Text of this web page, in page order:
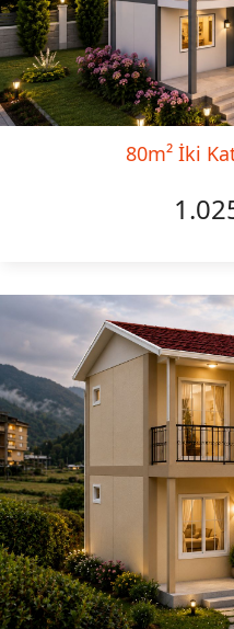
80m² İki